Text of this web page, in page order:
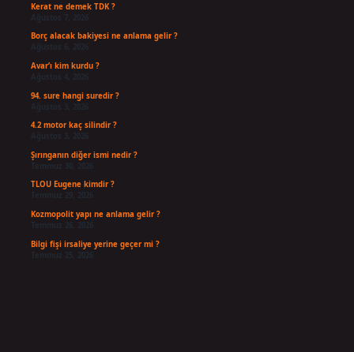
Kerat ne demek TDK ?
Ağustos 7, 2026
Borç alacak bakiyesi ne anlama gelir ?
Ağustos 6, 2026
Avar’ı kim kurdu ?
Ağustos 4, 2026
94. sure hangi suredir ?
Ağustos 3, 2026
4.2 motor kaç silindir ?
Ağustos 3, 2026
Şırınganın diğer ismi nedir ?
TLOU Eugene kimdir ?
Temmuz 29, 2026
Kozmopolit yapı ne anlama gelir ?
Bilgi fişi irsaliye yerine geçer mi ?
Temmuz 25, 2026